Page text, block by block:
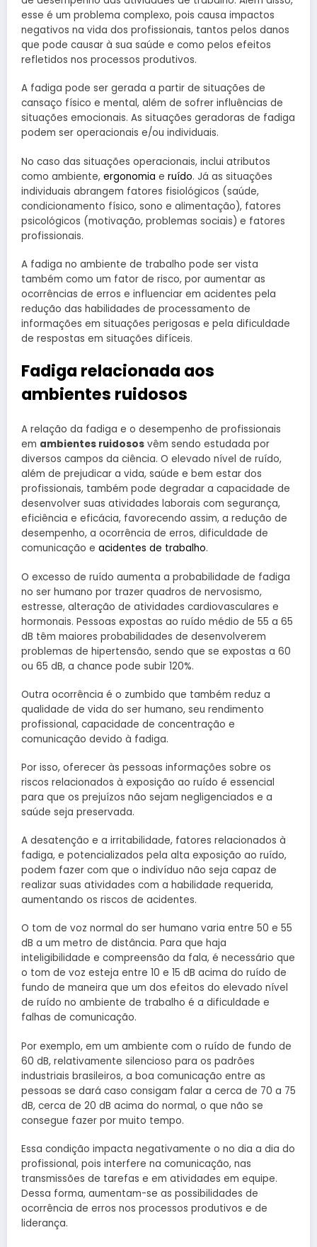
esse é um problema complexo, pois causa impactos
negativos na vida dos profissionais, tantos pelos danos
que pode causar à sua saúde e como pelos efeitos
refletidos nos processos produtivos.
A fadiga pode ser gerada a partir de situações de
cansaço físico e mental, além de sofrer influências de
situações emocionais. As situações geradoras de fadiga
podem ser operacionais e/ou individuais.
No caso das situações operacionais, inclui atributos
como ambiente, ergonomia e ruído. Já as situações
individuais abrangem fatores fisiológicos (saúde,
condicionamento físico, sono e alimentação), fatores
psicológicos (motivação, problemas sociais) e fatores
profissionais.
A fadiga no ambiente de trabalho pode ser vista
também como um fator de risco, por aumentar as
ocorrências de erros e influenciar em acidentes pela
redução das habilidades de processamento de
informações em situações perigosas e pela dificuldade
de respostas em situações difíceis.
Fadiga relacionada aos
ambientes ruidosos
A relação da fadiga e o desempenho de profissionais
em ambientes ruidosos vêm sendo estudada por
diversos campos da ciência. O elevado nível de ruído,
além de prejudicar a vida, saúde e bem estar dos
profissionais, também pode degradar a capacidade de
desenvolver suas atividades laborais com segurança,
eficiência e eficácia, favorecendo assim, a redução de
desempenho, a ocorrência de erros, dificuldade de
comunicação e acidentes de trabalho.
O excesso de ruído aumenta a probabilidade de fadiga
no ser humano por trazer quadros de nervosismo,
estresse, alteração de atividades cardiovasculares e
hormonais. Pessoas expostas ao ruído médio de 55 a 65
dB têm maiores probabilidades de desenvolverem
problemas de hipertensão, sendo que se expostas a 60
ou 65 dB, a chance pode subir 120%.
Outra ocorrência é o zumbido que também reduz a
qualidade de vida do ser humano, seu rendimento
profissional, capacidade de concentração e
comunicação devido à fadiga.
Por isso, oferecer às pessoas informações sobre os
riscos relacionados à exposição ao ruído é essencial
para que os prejuízos não sejam negligenciados e a
saúde seja preservada.
A desatenção e a irritabilidade, fatores relacionados à
fadiga, e potencializados pela alta exposição ao ruído,
podem fazer com que o indivíduo não seja capaz de
realizar suas atividades com a habilidade requerida,
aumentando os riscos de acidentes.
O tom de voz normal do ser humano varia entre 50 e 55
dB a um metro de distância. Para que haja
inteligibilidade e compreensão da fala, é necessário que
o tom de voz esteja entre 10 e 15 dB acima do ruído de
fundo de maneira que um dos efeitos do elevado nível
de ruído no ambiente de trabalho é a dificuldade e
falhas de comunicação.
Por exemplo, em um ambiente com o ruído de fundo de
60 dB, relativamente silencioso para os padrões
industriais brasileiros, a boa comunicação entre as
pessoas se dará caso consigam falar a cerca de 70 a 75
dB, cerca de 20 dB acima do normal, o que não se
consegue fazer por muito tempo.
Essa condição impacta negativamente o no dia a dia do
profissional, pois interfere na comunicação, nas
transmissões de tarefas e em atividades em equipe.
Dessa forma, aumentam-se as possibilidades de
ocorrência de erros nos processos produtivos e de
liderança.